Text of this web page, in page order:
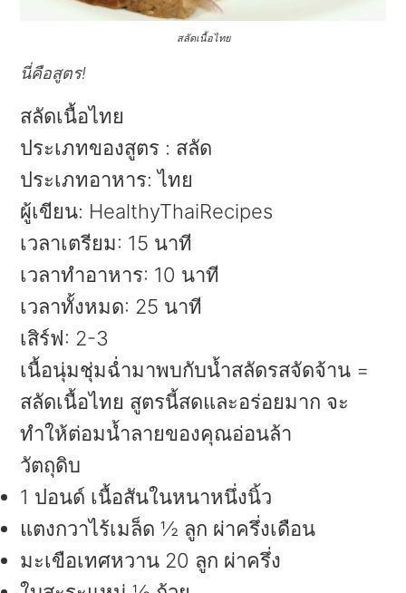
สลัดเนื้อไทย
นี่คือสูตร!
สลัดเนื้อไทย
ประเภทของสูตร : สลัด
ประเภทอาหาร:ไทย
ผู้เขียน: HealthyThaiRecipes
เวลาเตรียม: 15 นาที
เวลาทำอาหาร: 10 นาที
เวลาทั้งหมด: 25 นาที
เสิร์ฟ: 2-3
เนื้อนุ่มชุ่มฉ่ำมาพบกับน้ำสลัดรสจัดจ้าน =
สลัดเนื้อไทย สูตรนี้สดและอร่อยมาก จะ
ทำให้ต่อมน้ำลายของคุณอ่อนล้า
วัตถุดิบ
1 ปอนด์ เนื้อสันในหนาหนึ่งนิ้ว
แตงกวาไร้เมล็ด ½ ลูก ผ่าครึ่งเดือน
มะเขือเทศหวาน 20 ลูก ผ่าครึ่ง